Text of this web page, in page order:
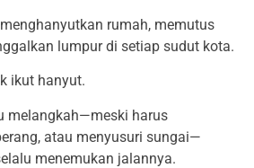
rumah, memutus
lumpur di setiap sudut kota.
ikut hanyut.
melangkah—meski harus
atau menyusuri sungai—
menemukan jalannya.